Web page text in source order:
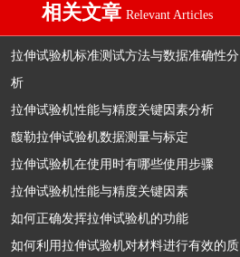
相关文章 Relevant Articles
拉伸试验机标准测试方法与数据准确性分
析
拉伸试验机性能与精度关键因素分析
馥勒拉伸试验机数据测量与标定
拉伸试验机在使用时有哪些使用步骤
拉伸试验机性能与精度关键因素
如何正确发挥拉伸试验机的功能
如何利用拉伸试验机对材料进行有效的质